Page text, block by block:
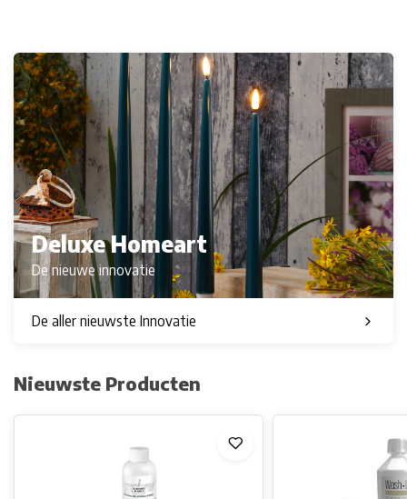
Deluxe Homeart
De nieuwe innovatie
De aller nieuwste Innovatie
Nieuwste Producten